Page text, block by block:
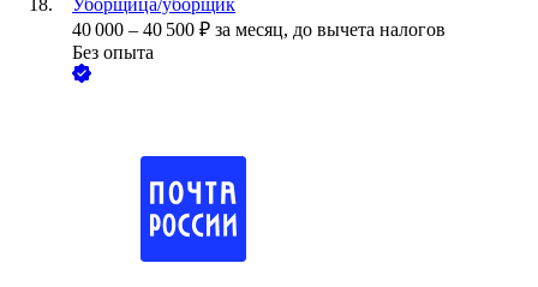
Уборщица/уборщик
40 000 – 40 500 ₽ за месяц, до вычета налогов
Без опыта